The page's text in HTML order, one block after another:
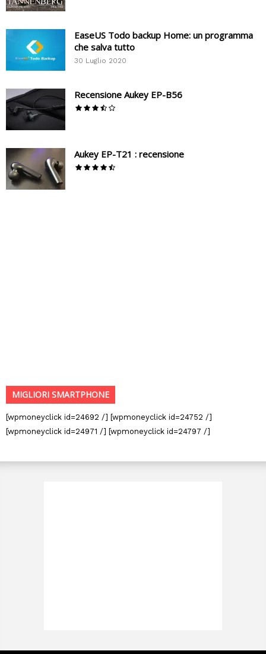
EaseUS Todo backup Home: un programma
che salva tutto
30 Luglio 2020
Recensione Aukey EP-B56
Aukey EP-T21 : recensione
MIGLIORI SMARTPHONE
[wpmoneyclick id=24692 /] [wpmoneyclick id=24752 /]
[wpmoneyclick id=24971 /] [wpmoneyclick id=24797 /]